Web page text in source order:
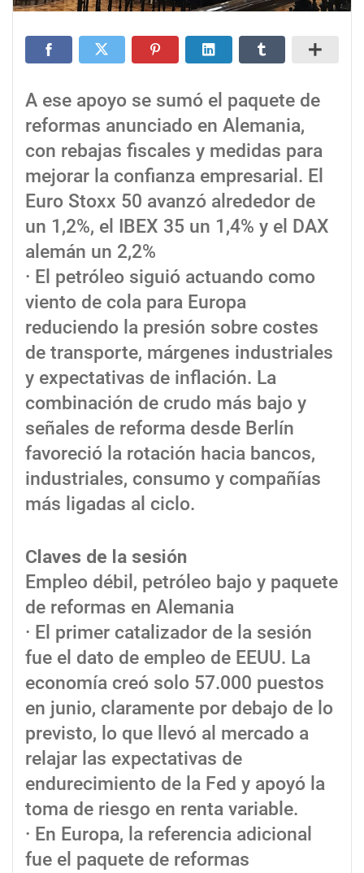
A ese apoyo se sumó el paquete de
reformas anunciado en Alemania,
con rebajas fiscales y medidas para
mejorar la confianza empresarial. El
Euro Stoxx 50 avanzó alrededor de
un 1,2%, el IBEX 35 un 1,4% y el DAX
alemán un 2,2%
· El petróleo siguió actuando como
viento de cola para Europa
reduciendo la presión sobre costes
de transporte, márgenes industriales
y expectativas de inflación. La
combinación de crudo más bajo y
señales de reforma desde Berlín
favoreció la rotación hacia bancos,
industriales, consumo y compañías
más ligadas al ciclo.
Claves de la sesión
Empleo débil, petróleo bajo y paquete
de reformas en Alemania
· El primer catalizador de la sesión
fue el dato de empleo de EEUU. La
economía creó solo 57.000 puestos
en junio, claramente por debajo de lo
previsto, lo que llevó al mercado a
relajar las expectativas de
endurecimiento de la Fed y apoyó la
toma de riesgo en renta variable.
· En Europa, la referencia adicional
fue el paquete de reformas